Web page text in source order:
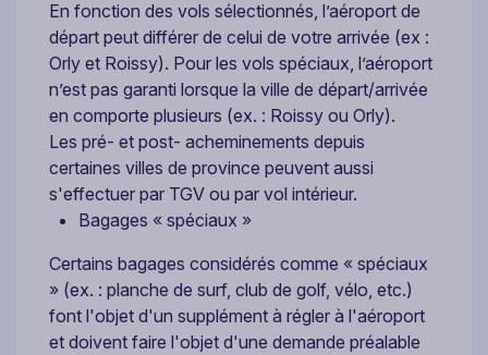
En fonction des vols sélectionnés, l’aéroport de
départ peut différer de celui de votre arrivée (ex :
Orly et Roissy). Pour les vols spéciaux, l’aéroport
n’est pas garanti lorsque la ville de départ/arrivée
en comporte plusieurs (ex. : Roissy ou Orly).
Les pré- et post- acheminements depuis
certaines villes de province peuvent aussi
s'effectuer par TGV ou par vol intérieur.
Bagages « spéciaux »
Certains bagages considérés comme « spéciaux
» (ex. : planche de surf, club de golf, vélo, etc.)
font l'objet d'un supplément à régler à l'aéroport
et doivent faire l'objet d'une demande préalable